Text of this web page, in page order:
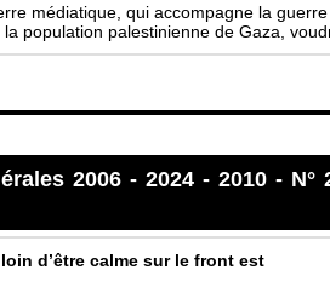
médiatique, qui accompagne la
la population palestinienne de Gaza,
2006 - 2024 - 2010 - N°
d’être calme sur le front est